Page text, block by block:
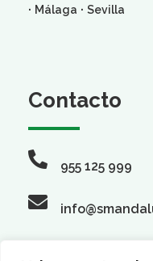
· Málaga · Sevilla
Contacto
955 125 999